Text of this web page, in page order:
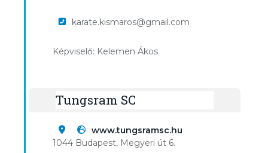
karate.kismaros@gmail.com
Képviselő: Kelemen Ákos
Tungsram SC
www.tungsramsc.hu
1044 Budapest, Megyeri út 6.